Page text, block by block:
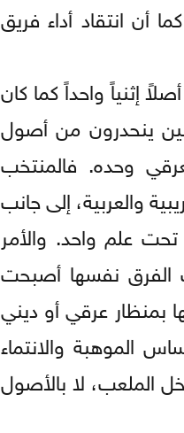
أن انتقاد أداء فريق
إثنياً واحداً كما كان
ينحدرون من أصول
وحده. فالمنتخب
والعربية، إلى جانب
علم واحد. والأمر
الفرق نفسها أصبحت
بمنظار عرقي أو ديني
الموهبة والانتماء
الملعب، لا بالأصول